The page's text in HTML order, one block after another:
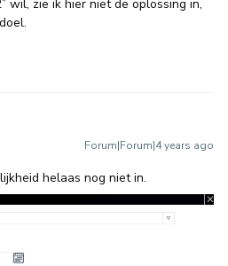
wil, zie ik hier niet de oplossing in,
Forum|Forum|4 years ago
helaas nog niet in.